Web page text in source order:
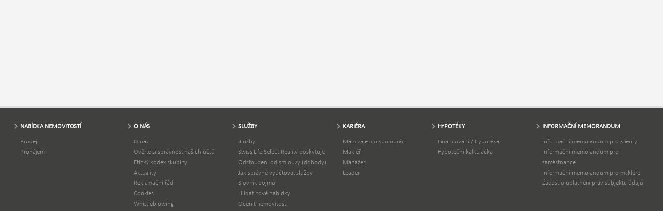
NABÍDKA NEMOVITOSTÍ
Prodej
Pronájem
O NÁS
O nás
Ověřte si správnost našich účtů
Etický kodex skupiny
Aktuality
Reklamační řád
Cookies
Whistleblowing
SLUŽBY
Služby
Swiss Life Select Reality poskytuje
Odstoupení od smlouvy (dohody)
Jak správně vyúčtovat služby
Slovník pojmů
Hlídat nové nabídky
Ocenit nemovitost
KARIÉRA
Mám zájem o spolupráci
Makléř
Manažer
Leader
HYPOTÉKY
Financování / Hypotéka
Hypoteční kalkulačka
INFORMAČNÍ MEMORANDUM
Informační memorandum pro klienty
Informační memorandum pro
zaměstnance
Informační memorandum pro makléře
Žádost o uplatnění práv subjektu údajů